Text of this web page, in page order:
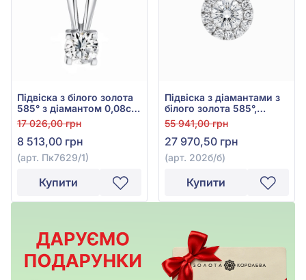
Підвіска з білого золота
585° з діамантом 0,08ct,
арт. Пк7629/1
17 026,00 грн
8 513,00 грн
(арт. Пк7629/1)
Купити
Підвіска з діамантами з
білого золота 585°,
Діамант 0,265ct, арт.
202б/б
55 941,00 грн
27 970,50 грн
(арт. 202б/б)
Купити